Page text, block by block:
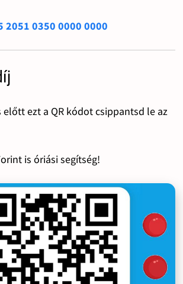
2051 0350 0000 0000
előtt ezt a QR kódot csippantsd le az
is óriási segítség!